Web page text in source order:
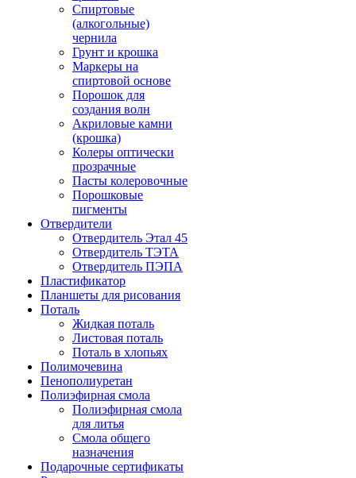
Спиртовые
(алкогольные)
чернила
Грунт и крошка
Маркеры на
спиртовой основе
Порошок для
создания волн
Акриловые камни
(крошка)
Колеры оптически
прозрачные
Пасты колеровочные
Порошковые
пигменты
Отвердители
Отвердитель Этал 45
Отвердитель ТЭТА
Отвердитель ПЭПА
Пластификатор
Планшеты для рисования
Поталь
Жидкая поталь
Листовая поталь
Поталь в хлопьях
Полимочевина
Пенополиуретан
Полиэфирная смола
Полиэфирная смола
для литья
Смола общего
назначения
Подарочные сертификаты